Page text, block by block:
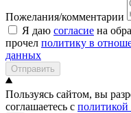
Пожелания/комментарии
Я даю согласие на
прочел политику в
данных
Отправить
Пользуясь сайтом, вы
соглашаетесь с политикой